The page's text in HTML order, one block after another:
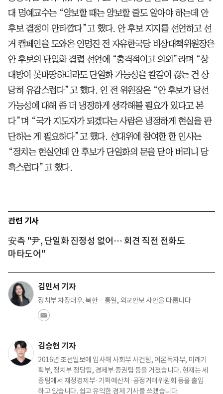
대 명예교수는 “양보할 때는 양보할 줄도 알아야 하는데 안
후보 결정이 안타깝다”고 했다. 안 후보 지지를 선언하고 선
거 캠페인을 도와온 인명진 전 자유한국당 비상대책위원장은
안 후보의 단일화 결렬 선언에 “충격적이고 의외”라며 “상
대방이 못마땅하더라도 단일화 가능성을 칼같이 끊는 건 상
당히 유감스럽다”고 했다. 인 전 위원장은 “안 후보가 당선
가능성에 대해 좀 더 냉정하게 생각해볼 필요가 있다고 본
다”며 “국가 지도자가 되겠다는 사람은 냉정하게 현실을 판
단하는 게 필요하다”고 했다. 선대위에 참여한 한 인사는
“정치는 현실인데 안 후보가 단일화의 문을 닫아 버리니 당
혹스럽다”고 했다.
관련 기사
安측 "尹, 단일화 진정성 없어… 회견 직전 전화도
마타도어"
김민서 기자
정치부 차장대우. 북한ㆍ통일, 외교안보 사안을 다룹니다
김승현 기자
2016년 조선일보에 입사해 사회부 사건팀, 여론독자부, 미래기
획부, 정치부 정당팀, 경제부 증권팀 등을 거쳤습니다. 현재는 세
종팀에서 재정경제부·기획예산처·공정거래위원회 등을 출입
하고 있습니다. 쉽고 유익한 경제 기사를 쓰겠습니다.